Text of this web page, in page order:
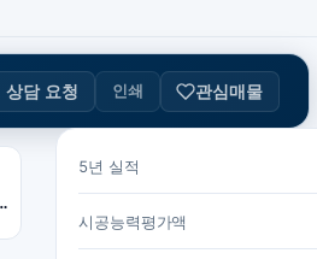
상담 요청 인쇄 관심매물
좌 · 1000만
5년 실적
시공능력평가액